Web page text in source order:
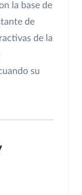
la base de
de
de la
su